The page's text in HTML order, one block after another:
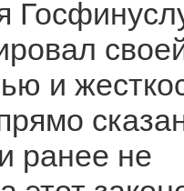
и
ранее не